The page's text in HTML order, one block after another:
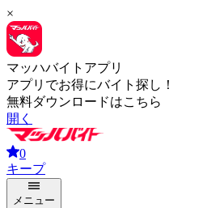
×
マッハバイトアプリ
アプリでお得にバイト探し！
無料ダウンロードはこちら
開く
0
キープ
メニュー